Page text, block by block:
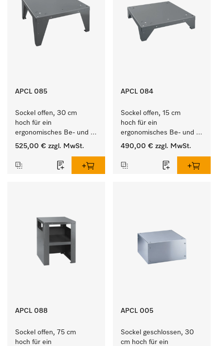
APCL 085
Sockel offen, 30 cm
hoch für ein
ergonomisches Be- und
Entladen von
Trockner.
525,00 € zzgl. MwSt.
APCL 084
Sockel offen, 15 cm
hoch für ein
ergonomisches Be- und
Entladen von
Trockner.
490,00 € zzgl. MwSt.
APCL 088
Sockel offen, 75 cm
hoch für ein
APCL 005
Sockel geschlossen, 30
cm hoch für ein